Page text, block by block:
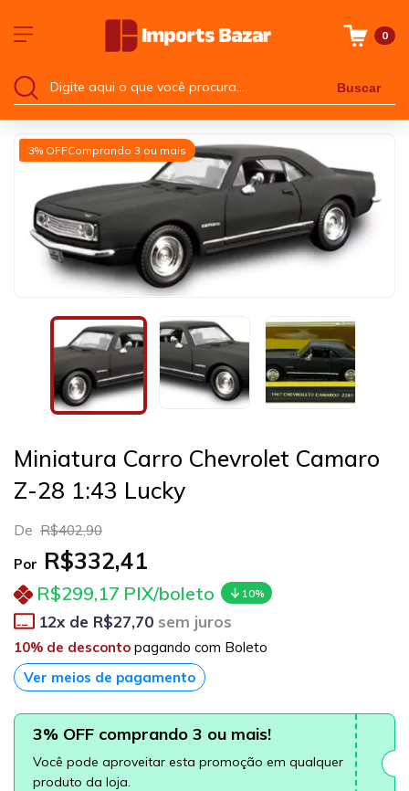
0
Buscar
3% OFFComprando 3 ou mais
Miniatura Carro Chevrolet Camaro
Z-28 1:43 Lucky
De R$402,90
Por R$332,41
R$299,17 PIX/boleto 10%
12x de R$27,70 sem juros
10% de desconto pagando com Boleto
Ver meios de pagamento
3% OFF comprando 3 ou mais!
Você pode aproveitar esta promoção em qualquer
produto da loja.